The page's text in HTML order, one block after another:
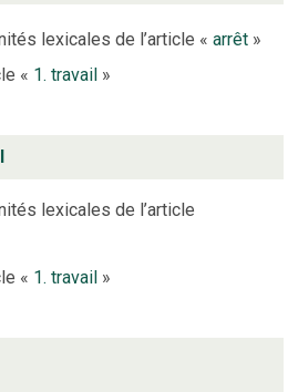
lexicales de l’article «arrêt »
« 1. travail »
lexicales de l’article
« 1. travail »